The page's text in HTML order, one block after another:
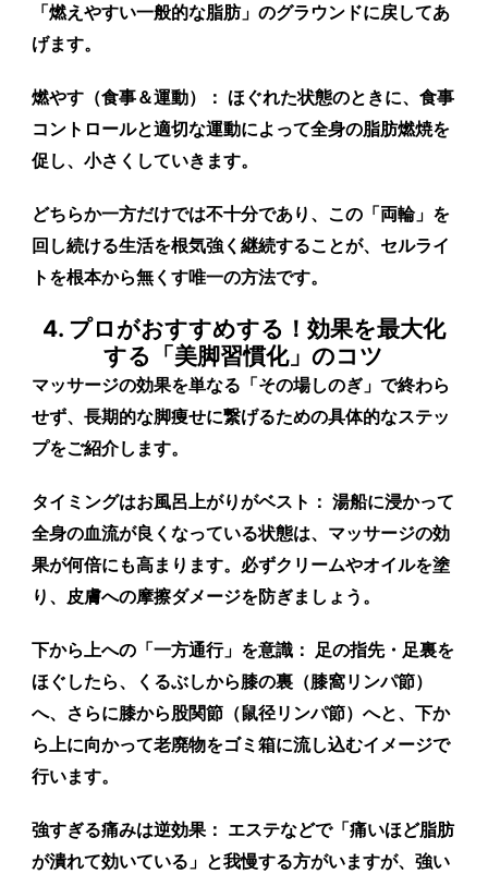
「燃えやすい一般的な脂肪」のグラウンドに戻してあ
げます。
燃やす（食事＆運動）： ほぐれた状態のときに、食事
コントロールと適切な運動によって全身の脂肪燃焼を
促し、小さくしていきます。
どちらか一方だけでは不十分であり、この「両輪」を
回し続ける生活を根気強く継続することが、セルライ
トを根本から無くす唯一の方法です。
4. プロがおすすめする！効果を最大化
する「美脚習慣化」のコツ
マッサージの効果を単なる「その場しのぎ」で終わら
せず、長期的な脚痩せに繋げるための具体的なステッ
プをご紹介します。
タイミングはお風呂上がりがベスト： 湯船に浸かって
全身の血流が良くなっている状態は、マッサージの効
果が何倍にも高まります。必ずクリームやオイルを塗
り、皮膚への摩擦ダメージを防ぎましょう。
下から上への「一方通行」を意識： 足の指先・足裏を
ほぐしたら、くるぶしから膝の裏（膝窩リンパ節）
へ、さらに膝から股関節（鼠径リンパ節）へと、下か
ら上に向かって老廃物をゴミ箱に流し込むイメージで
行います。
強すぎる痛みは逆効果： エステなどで「痛いほど脂肪
が潰れて効いている」と我慢する方がいますが、強い